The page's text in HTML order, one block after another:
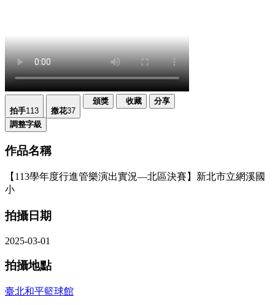
拍手113 撒花37
頒獎 收藏 分享
調整字級
作品名稱
【113學年度行進管樂演出實況—北區決賽】新北市立網溪國
小
拍攝日期
2025-03-01
拍攝地點
臺北和平籃球館